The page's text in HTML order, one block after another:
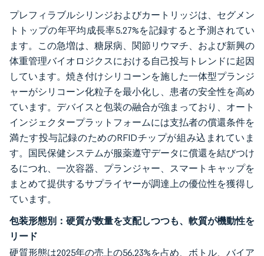
プレフィラブルシリンジおよびカートリッジは、セグメン
トトップの年平均成長率5.27%を記録すると予測されてい
ます。この急増は、糖尿病、関節リウマチ、および新興の
体重管理バイオロジクスにおける自己投与トレンドに起因
しています。焼き付けシリコーンを施した一体型プランジ
ャーがシリコーン化粒子を最小化し、患者の安全性を高め
ています。デバイスと包装の融合が強まっており、オート
インジェクタープラットフォームには支払者の償還条件を
満たす投与記録のためのRFIDチップが組み込まれていま
す。国民保健システムが服薬遵守データに償還を結びつけ
るにつれ、一次容器、プランジャー、スマートキャップを
まとめて提供するサプライヤーが調達上の優位性を獲得し
ています。
包装形態別：硬質が数量を支配しつつも、軟質が機動性を
リード
硬質形態は2025年の売上の56.23%を占め、ボトル、バイア